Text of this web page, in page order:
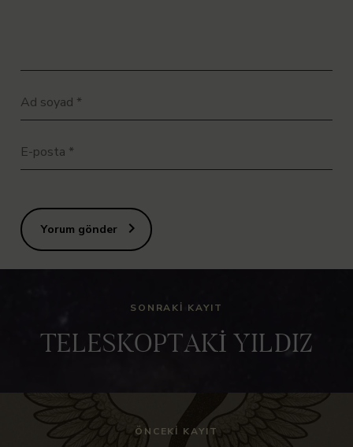
Ad soyad *
E-posta *
Yorum gönder
SONRAKI KAYIT
TELESKOPTAKİ YILDIZ
ÖNCEKI KAYIT